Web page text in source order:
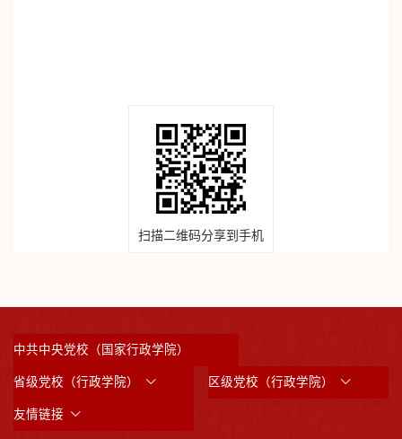
扫描二维码分享到手机
中共中央党校（国家行政学院）
省级党校（行政学院） 区级党校（行政学院）
友情链接